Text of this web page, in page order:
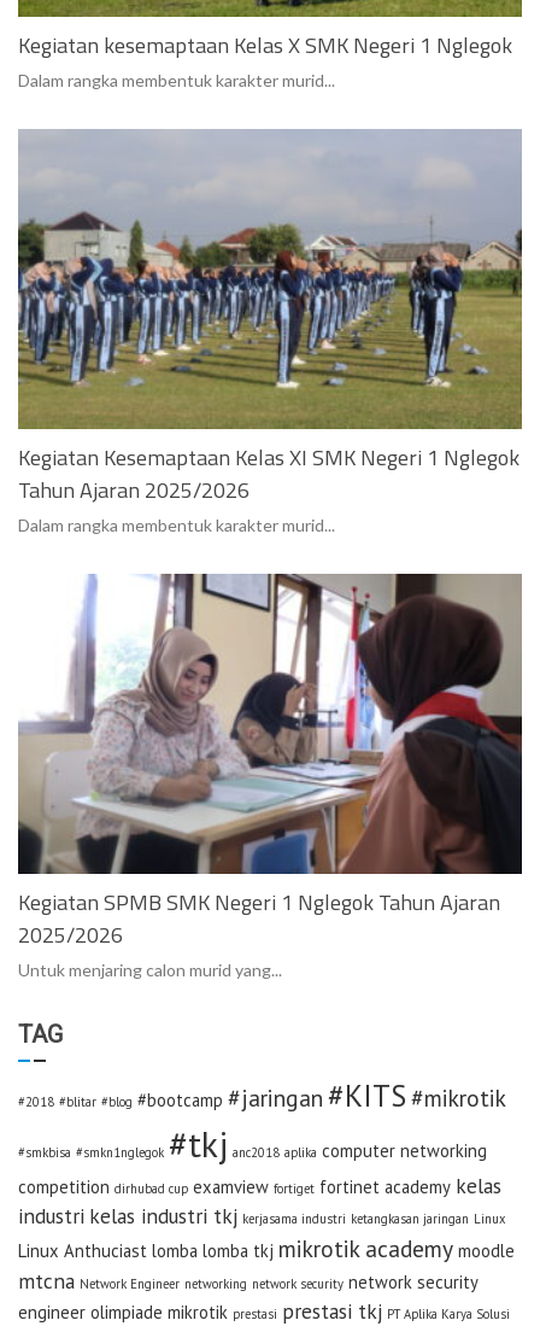
Kegiatan kesemaptaan Kelas X SMK Negeri 1 Nglegok
Dalam rangka membentuk karakter murid...
Kegiatan Kesemaptaan Kelas XI SMK Negeri 1 Nglegok
Tahun Ajaran 2025/2026
Dalam rangka membentuk karakter murid...
Kegiatan SPMB SMK Negeri 1 Nglegok Tahun Ajaran
2025/2026
Untuk menjaring calon murid yang...
TAG
#2018 #blitar #blog #bootcamp #jaringan #KITS #mikrotik
#smkbisa #smkn1nglegok #tkj anc2018 aplika computer networking
competition dirhubad cup examview fortiget fortinet academy kelas
industri kelas industri tkj kerjasama industri ketangkasan jaringan Linux
Linux Anthuciast lomba lomba tkj mikrotik academy moodle
mtcna Network Engineer networking network security network security
engineer olimpiade mikrotik prestasi prestasi tkj PT Aplika Karya Solusi